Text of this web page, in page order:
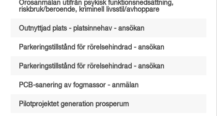
Orosanmälan utifrån psykisk funktionsnedsättning,
riskbruk/beroende, kriminell livsstil/avhoppare
Outnyttjad plats - platsinnehav - ansökan
Parkeringstillstånd för rörelsehindrad - ansökan
Parkeringstillstånd för rörelsehindrad - ansökan
PCB-sanering av fogmassor - anmälan
Pilotprojektet generation prosperum